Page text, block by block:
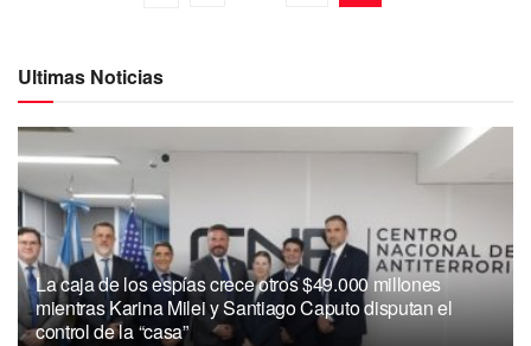
Ultimas Noticias
La caja de los espías crece otros $49.000 millones
mientras Karina Milei y Santiago Caputo disputan el
control de la “casa”